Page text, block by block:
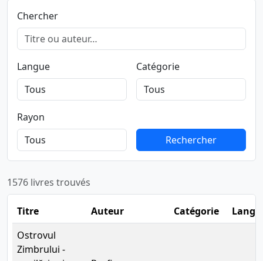
Chercher
Langue Catégorie
Rayon
RechercherRechercher
1576 livres trouvés
Titre Auteur Catégorie
Ostrovul
Zimbrului -